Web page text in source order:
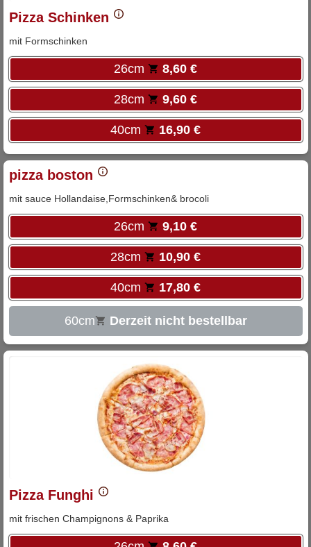
Pizza Schinken
mit Formschinken
26cm 8,60 €
28cm 9,60 €
40cm 16,90 €
pizza boston
mit sauce Hollandaise,Formschinken& brocoli
26cm 9,10 €
28cm 10,90 €
40cm 17,80 €
60cm Derzeit nicht bestellbar
Pizza Funghi
mit frischen Champignons & Paprika